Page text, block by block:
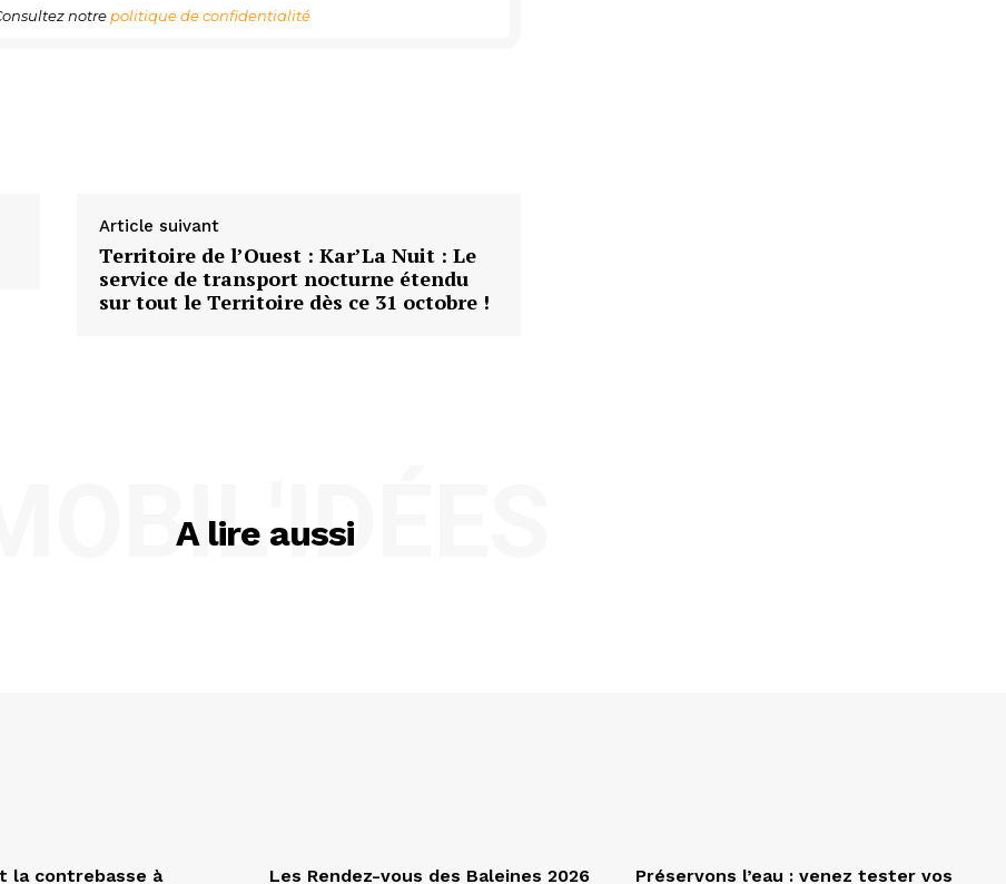
notre politique de confidentialité
Article suivant
Territoire de l’Ouest : Kar’La Nuit : Le
service de transport nocturne étendu
sur tout le Territoire dès ce 31 octobre !
A lire aussi
MOBIL'IDÉES
la contrebasse à Les Rendez-vous des Baleines 2026 Préservons l’eau : venez tester vos